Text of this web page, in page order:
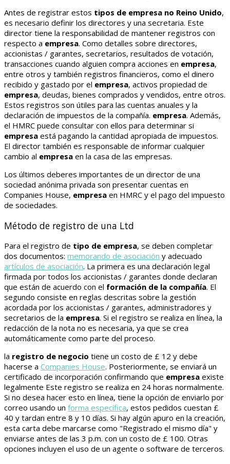
Antes de registrar estos tipos de empresa no Reino Unido,
es necesario definir los directores y una secretaria. Este
director tiene la responsabilidad de mantener registros con
respecto a empresa. Como detalles sobre directores,
accionistas / garantes, secretarios, resultados de votación,
transacciones cuando alguien compra acciones en empresa,
entre otros y también registros financieros, como el dinero
recibido y gastado por el empresa, activos propiedad de
empresa, deudas, bienes comprados y vendidos, entre otros.
Estos registros son útiles para las cuentas anuales y la
declaración de impuestos de la compañía. empresa. Además,
el HMRC puede consultar con ellos para determinar si
empresa está pagando la cantidad apropiada de impuestos.
El director también es responsable de informar cualquier
cambio al empresa en la casa de las empresas.
Los últimos deberes importantes de un director de una
sociedad anónima privada son presentar cuentas en
Companies House, empresa en HMRC y el pago del impuesto
de sociedades.
Método de registro de una Ltd
Para el registro de tipo de empresa, se deben completar
dos documentos: memorando de asociación y adecuado
artículos de asociación. La primera es una declaración legal
firmada por todos los accionistas / garantes donde declaran
que están de acuerdo con el formación de la compañía. El
segundo consiste en reglas descritas sobre la gestión
acordada por los accionistas / garantes, administradores y
secretarios de la empresa. Si el registro se realiza en línea, la
redacción de la nota no es necesaria, ya que se crea
automáticamente como parte del proceso.
la registro de negocio tiene un costo de £ 12 y debe
hacerse a Companies House. Posteriormente, se enviará un
certificado de incorporación confirmando que empresa existe
legalmente Este registro se realiza en 24 horas normalmente.
Si no desea hacer esto en línea, tiene la opción de enviarlo por
correo usando un forma específica, estos pedidos cuestan £
40 y tardan entre 8 y 10 días. Si hay algún apuro en la creación,
esta carta debe marcarse como "Registrado el mismo día" y
enviarse antes de las 3 p.m. con un costo de £ 100. Otras
opciones incluyen el uso de un agente o software de terceros.